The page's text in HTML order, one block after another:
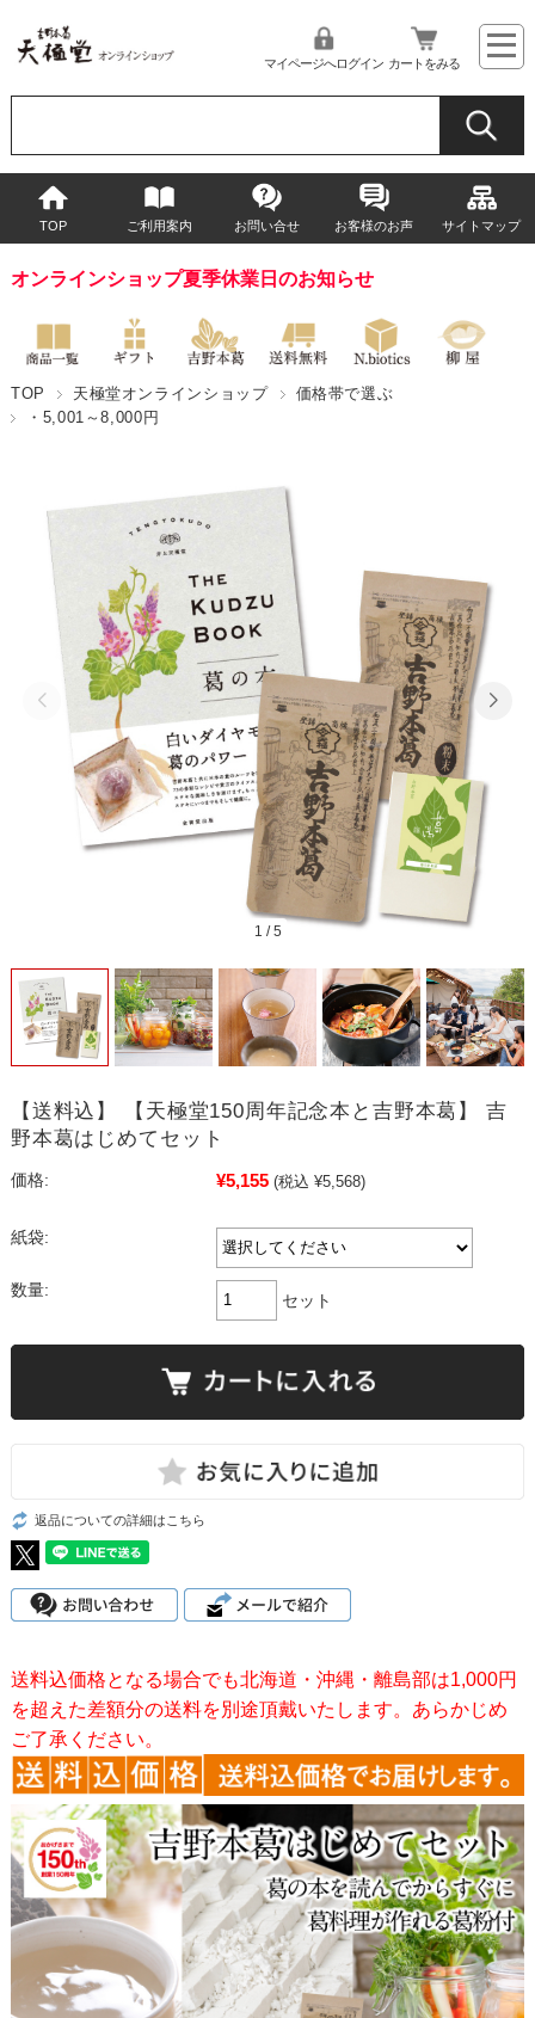
マイページへログイン カートをみる
TOP ご利用案内 お問い合せ お客様のお声 サイトマップ
オンラインショップ夏季休業日のお知らせ
TOP 天極堂オンラインショップ
価格帯で選ぶ
・5,001～8,000円
1 /5
【送料込】 【天極堂150周年記念本と吉野本葛】 吉
野本葛はじめてセット
価格: ¥5,155 (税込 ¥5,568)
紙袋:
数量:
セット
返品についての詳細はこちら
送料込価格となる場合でも北海道・沖縄・離島部は1,000円
を超えた差額分の送料を別途頂戴いたします。あらかじめ
ご了承ください。